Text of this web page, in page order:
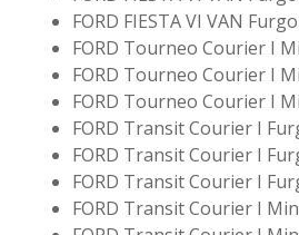
FORD FIESTA VI VAN
FORD Tourneo Courier I
FORD Tourneo Courier I
FORD Tourneo Courier I
FORD Transit Courier I
FORD Transit Courier I
FORD Transit Courier I
FORD Transit Courier I